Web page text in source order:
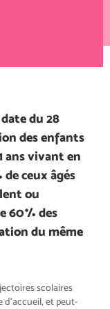
du 28
des enfants
ans vivant en
ceux âgés
ou
60% des
du même
scolaires
et peut-